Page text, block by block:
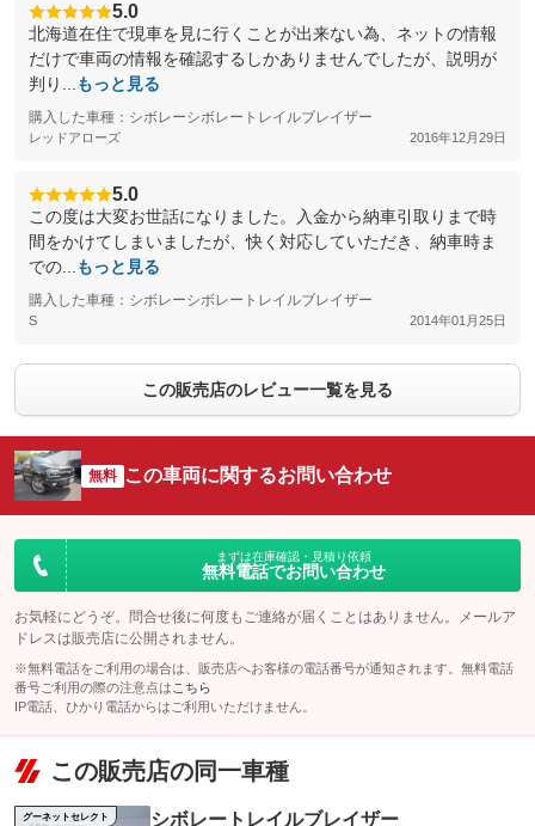
5.0
北海道在住で現車を見に行くことが出来ない為、ネットの情報
だけで車両の情報を確認するしかありませんでしたが、説明が
判り...
もっと見る
購入した車種：シボレーシボレートレイルブレイザー
レッドアローズ 2016年12月29日
5.0
この度は大変お世話になりました。入金から納車引取りまで時
間をかけてしまいましたが、快く対応していただき、納車時ま
での...
もっと見る
購入した車種：シボレーシボレートレイルブレイザー
S 2014年01月25日
この販売店のレビュー一覧を見る
無料 この車両に関するお問い合わせ
まずは在庫確認・見積り依頼
無料電話でお問い合わせ
お気軽にどうぞ。問合せ後に何度もご連絡が届くことはありません。メールア
ドレスは販売店に公開されません。
※無料電話をご利用の場合は、販売店へお客様の電話番号が通知されます。無料電話
番号ご利用の際の注意点は こちら
IP電話、ひかり電話からはご利用いただけません。
この販売店の同一車種
グーネットセレクト シボレートレイルブレイザー